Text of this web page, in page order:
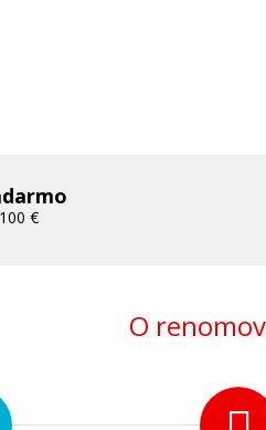
Pridať do košíka
€
O